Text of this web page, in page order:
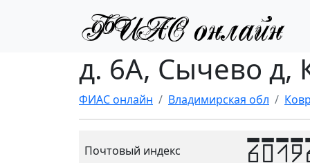
д. 6А, Сычево д,
ФИАС онлайн Владимирская обл
Почтовый индекс